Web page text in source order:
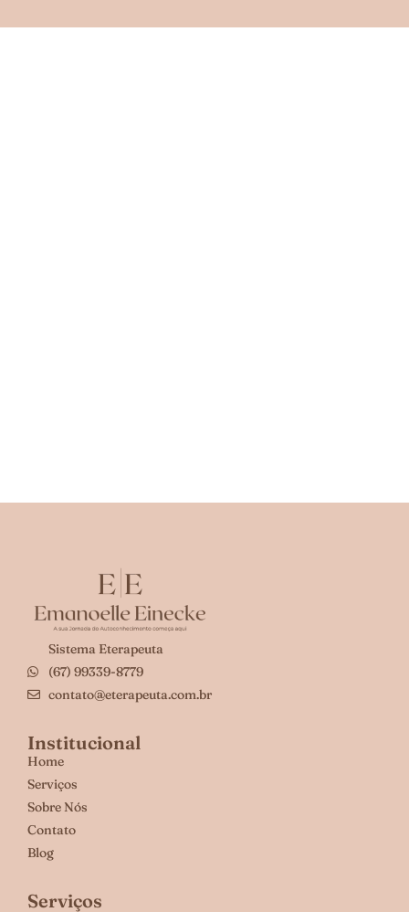
Sistema Eterapeuta
(67) 99339-8779
contato@eterapeuta.com.br
Institucional
Home
Serviços
Sobre Nós
Contato
Blog
Serviços